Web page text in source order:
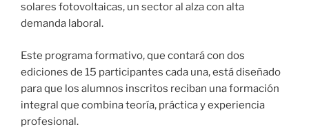
solares fotovoltaicas, un sector al alza con alta
demanda laboral.
Este programa formativo, que contará con dos
ediciones de 15 participantes cada una, está diseñado
para que los alumnos inscritos reciban una formación
integral que combina teoría, práctica y experiencia
profesional.